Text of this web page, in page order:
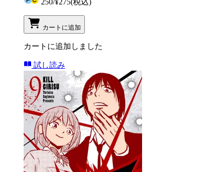
250/¥275(税込)
カートに追加
カートに追加しました
試し読み